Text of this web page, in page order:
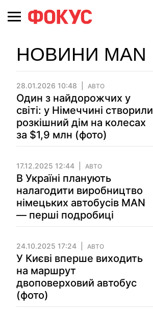
НОВИНИ MAN
28.01.2026 10:48 АВТО
Один з найдорожчих у
світі: у Німеччині створили
розкішний дім на колесах
за $1,9 млн (фото)
17.12.2025 12:44 АВТО
В Україні планують
налагодити виробництво
німецьких автобусів MAN
— перші подробиці
24.10.2025 17:24 АВТО
У Києві вперше виходить
на маршрут
двоповерховий автобус
(фото)